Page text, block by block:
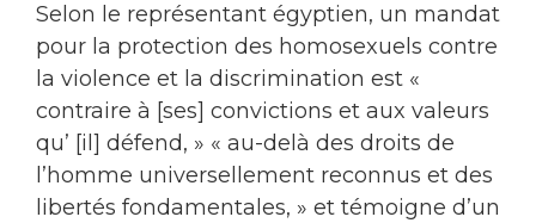
Selon le représentant égyptien, un mandat
pour la protection des homosexuels contre
la violence et la discrimination est «
contraire à [ses] convictions et aux valeurs
qu’ [il] défend, » « au-delà des droits de
l’homme universellement reconnus et des
libertés fondamentales, » et témoigne d’un